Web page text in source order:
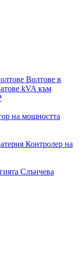
Волтове в
kVA към
на мощността
Контролер на
Слънчева